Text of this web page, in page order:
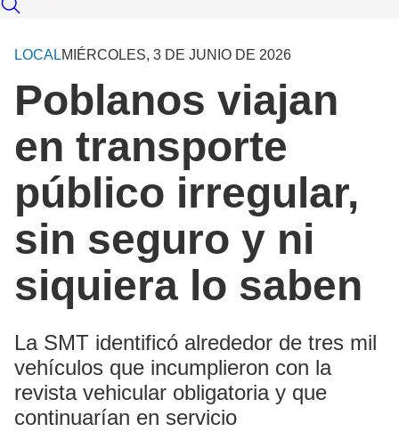
LOCALMIÉRCOLES, 3 DE JUNIO DE 2026
Poblanos viajan
en transporte
público irregular,
sin seguro y ni
siquiera lo saben
La SMT identificó alrededor de tres mil
vehículos que incumplieron con la
revista vehicular obligatoria y que
continuarían en servicio